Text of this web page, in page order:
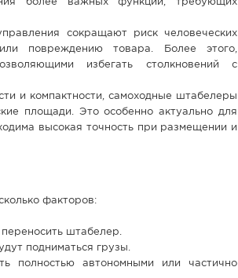
более важных функций, требующих
сокращают риск человеческих
повреждению товара. Более этого,
избегать столкновений с
и компактности, самоходные штабелеры
площади. Это особенно актуально для
высокая точность при размещении и
факторов:
штабелер.
подниматься грузы.
полностью автономными или частично